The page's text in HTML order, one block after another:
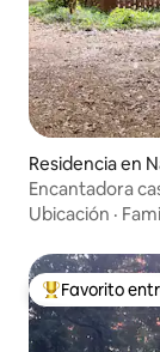
Residencia en
Encantadora
y del río
Ubicación ·
De los
Favorito